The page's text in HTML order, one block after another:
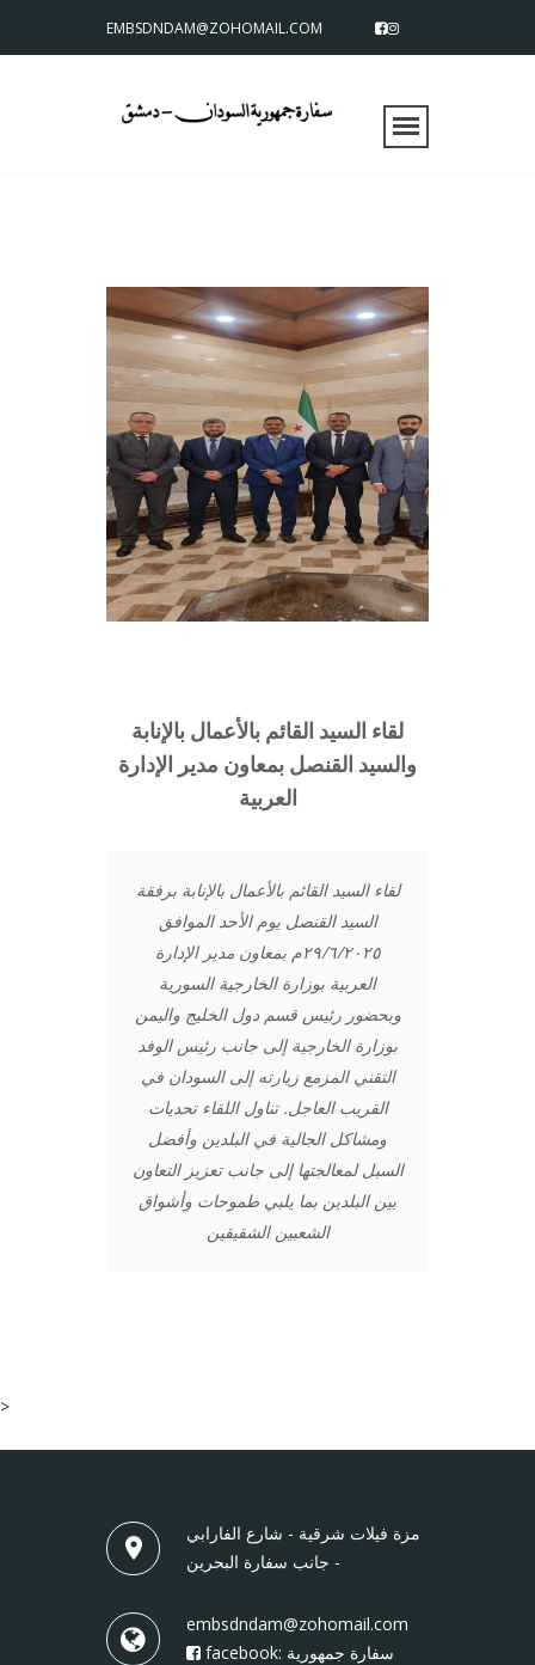
EMBSDNDAM@ZOHOMAIL.COM
لقاء السيد القائم بالأعمال بالإنابة
والسيد القنصل بمعاون مدير الإدارة
العربية
لقاء السيد القائم بالأعمال بالإنابة برفقة
السيد القنصل يوم الأحد الموافق
٢٩/٦/٢٠٢٥م بمعاون مدير الإدارة
العربية بوزارة الخارجية السورية
وبحضور رئيس قسم دول الخليج واليمن
بوزارة الخارجية إلى جانب رئيس الوفد
التقني المزمع زيارته إلى السودان في
القريب العاجل. تناول اللقاء تحديات
ومشاكل الجالية في البلدين وأفضل
السبل لمعالجتها إلى جانب تعزيز التعاون
بين البلدين بما يلبي طموحات وأشواق
الشعبين الشقيقين
>
مزة فيلات شرقية - شارع الفارابي
- جانب سفارة البحرين
embsdndam@zohomail.com
facebook: سفارة جمهورية